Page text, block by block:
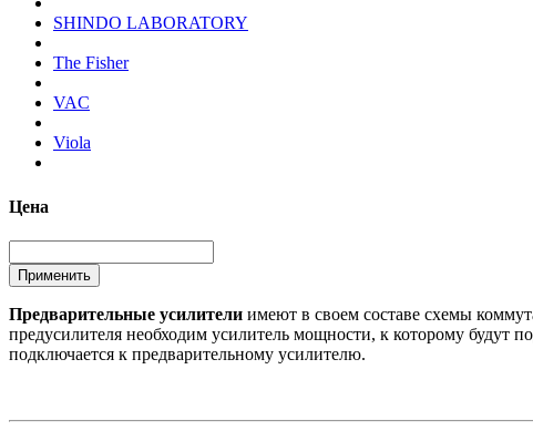
SHINDO LABORATORY
The Fisher
VAC
Viola
Цена
Предварительные усилители имеют в своем составе схемы
предусилителя необходим усилитель мощности, к которому будут
подключается к предварительному усилителю.